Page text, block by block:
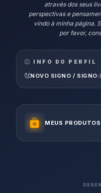
através dos seus
perspectivas e
vindo à minha página.
por favor,
INFO DO PERFIL
NOVO SIGNO / SIGNO:
MEUS PRODUTOS